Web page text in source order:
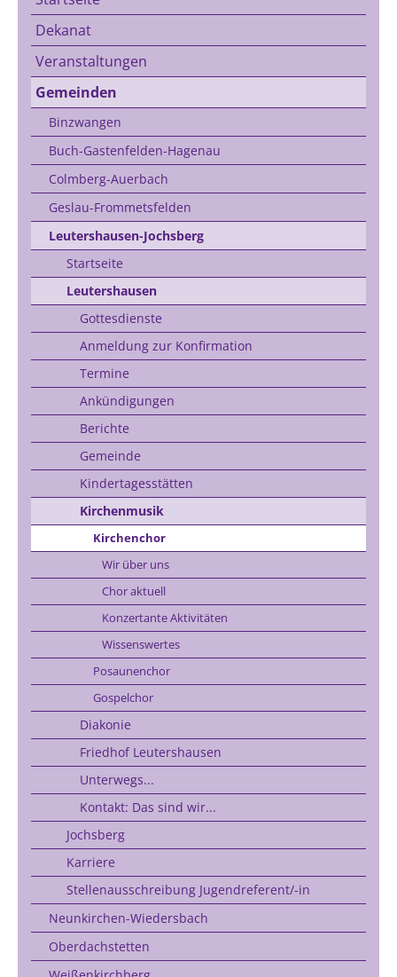
Dekanat
Veranstaltungen
Gemeinden
Binzwangen
Buch-Gastenfelden-Hagenau
Colmberg-Auerbach
Geslau-Frommetsfelden
Leutershausen-Jochsberg
Startseite
Leutershausen
Gottesdienste
Anmeldung zur Konfirmation
Termine
Ankündigungen
Berichte
Gemeinde
Kindertagesstätten
Kirchenmusik
Kirchenchor
Wir über uns
Chor aktuell
Konzertante Aktivitäten
Wissenswertes
Posaunenchor
Gospelchor
Diakonie
Friedhof Leutershausen
Unterwegs...
Kontakt: Das sind wir...
Jochsberg
Karriere
Stellenausschreibung Jugendreferent/-in
Neunkirchen-Wiedersbach
Oberdachstetten